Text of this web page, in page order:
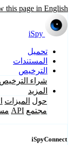
this page in English
iSpy
تحميل
المستندات
الترخيص
شراء الترخيص
المزيد
حول الميزات
مجتمع API
iSpyConnect